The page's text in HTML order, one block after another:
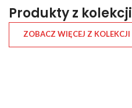
Produkty z kolekcji
ZOBACZ WIĘCEJ Z KOLEKCJI